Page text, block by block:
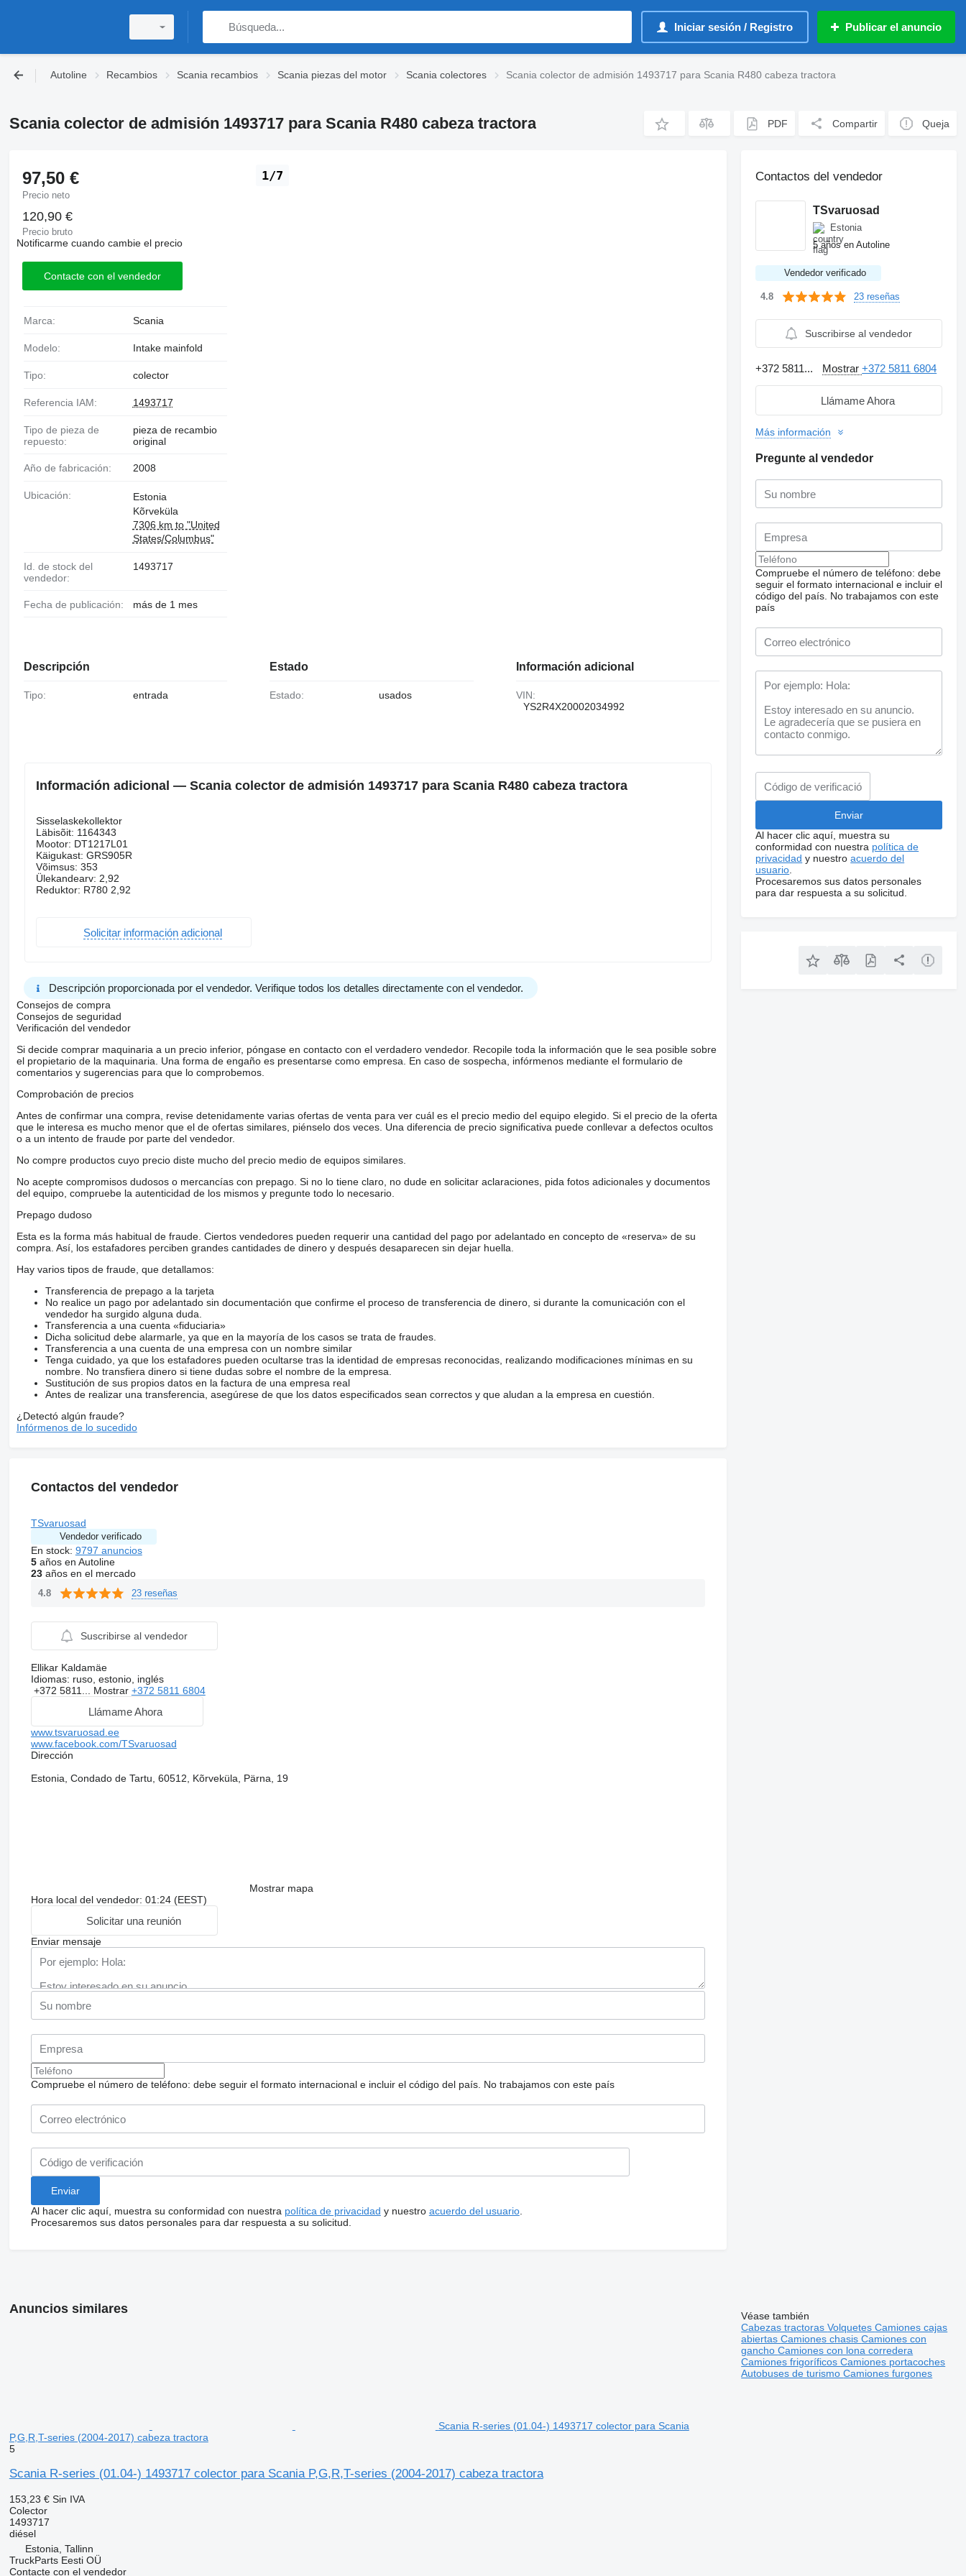
Iniciar sesión / Registro Publicar el anuncio
Autoline Recambios Scania recambios Scania piezas del motor Scania colectores Scania colector de admisión 1493717 para Scania R480 cabeza tractora
Scania colector de admisión 1493717 para Scania R480 cabeza tractora PDF Compartir Queja
1/7
97,50 €
Precio neto
120,90 €
Precio bruto
Notificarme cuando cambie el precio
Contacte con el vendedor
Marca: Scania
Modelo: Intake mainfold
Tipo: colector
Referencia IAM: 1493717
Tipo de pieza de
repuesto:
pieza de recambio
original
Año de fabricación: 2008
Ubicación:
Estonia
Kõrveküla
7306 km to "United
States/Columbus"
Id. de stock del
vendedor:
1493717
Fecha de publicación: más de 1 mes
Descripción
Tipo: entrada
Estado
Estado: usados
Información adicional
VIN:
YS2R4X20002034992
Información adicional — Scania colector de admisión 1493717 para Scania R480 cabeza tractora
Sisselaskekollektor
Läbisõit: 1164343
Mootor: DT1217L01
Käigukast: GRS905R
Võimsus: 353
Ülekandearv: 2,92
Reduktor: R780 2,92
Solicitar información adicional
Descripción proporcionada por el vendedor. Verifique todos los detalles directamente con el vendedor.
Consejos de compra
Consejos de seguridad
Verificación del vendedor
Si decide comprar maquinaria a un precio inferior, póngase en contacto con el verdadero vendedor. Recopile toda la información que le sea posible sobre
el propietario de la maquinaria. Una forma de engaño es presentarse como empresa. En caso de sospecha, infórmenos mediante el formulario de
comentarios y sugerencias para que lo comprobemos.
Comprobación de precios
Antes de confirmar una compra, revise detenidamente varias ofertas de venta para ver cuál es el precio medio del equipo elegido. Si el precio de la oferta
que le interesa es mucho menor que el de ofertas similares, piénselo dos veces. Una diferencia de precio significativa puede conllevar a defectos ocultos
o a un intento de fraude por parte del vendedor.
No compre productos cuyo precio diste mucho del precio medio de equipos similares.
No acepte compromisos dudosos o mercancías con prepago. Si no lo tiene claro, no dude en solicitar aclaraciones, pida fotos adicionales y documentos
del equipo, compruebe la autenticidad de los mismos y pregunte todo lo necesario.
Prepago dudoso
Esta es la forma más habitual de fraude. Ciertos vendedores pueden requerir una cantidad del pago por adelantado en concepto de «reserva» de su
compra. Así, los estafadores perciben grandes cantidades de dinero y después desaparecen sin dejar huella.
Hay varios tipos de fraude, que detallamos:
Transferencia de prepago a la tarjeta
No realice un pago por adelantado sin documentación que confirme el proceso de transferencia de dinero, si durante la comunicación con el
vendedor ha surgido alguna duda.
Transferencia a una cuenta «fiduciaria»
Dicha solicitud debe alarmarle, ya que en la mayoría de los casos se trata de fraudes.
Transferencia a una cuenta de una empresa con un nombre similar
Tenga cuidado, ya que los estafadores pueden ocultarse tras la identidad de empresas reconocidas, realizando modificaciones mínimas en su
nombre. No transfiera dinero si tiene dudas sobre el nombre de la empresa.
Sustitución de sus propios datos en la factura de una empresa real
Antes de realizar una transferencia, asegúrese de que los datos especificados sean correctos y que aludan a la empresa en cuestión.
¿Detectó algún fraude?
Infórmenos de lo sucedido
Contactos del vendedor
TSvaruosad
Vendedor verificado
En stock: 9797 anuncios
5años en Autoline
23años en el mercado
4.8 23 reseñas
Suscribirse al vendedor
Ellikar Kaldamäe
Idiomas: ruso, estonio, inglés
+372 5811... Mostrar +372 5811 6804
Llámame Ahora
www.tsvaruosad.ee
www.facebook.com/TSvaruosad
Dirección
Estonia, Condado de Tartu, 60512, Kõrveküla, Pärna, 19
Mostrar mapa
Hora local del vendedor: 01:24 (EEST)
Solicitar una reunión
Enviar mensaje
Compruebe el número de teléfono: debe seguir el formato internacional e incluir el código del país. No trabajamos con este país
Al hacer clic aquí, muestra su conformidad con nuestra política de privacidad y nuestro acuerdo del usuario.
Procesaremos sus datos personales para dar respuesta a su solicitud.
Contactos del vendedor
TSvaruosad
Estonia
5 años en Autoline
Vendedor verificado
4.8 23 reseñas
Suscribirse al vendedor
+372 5811... Mostrar+372 5811 6804
Llámame Ahora
Más información
Pregunte al vendedor
Compruebe el número de teléfono: debe
seguir el formato internacional e incluir el
código del país. No trabajamos con este
país
Al hacer clic aquí, muestra su
conformidad con nuestra política de
privacidad y nuestroacuerdo del
usuario
Procesaremos sus datos personales
para dar respuesta a su solicitud.
Anuncios similares
Scania R-series (01.04-) 1493717 colector para Scania
P,G,R,T-series (2004-2017) cabeza tractora
5
Scania R-series (01.04-) 1493717 colector para Scania P,G,R,T-series (2004-2017) cabeza tractora
153,23 € Sin IVA
Colector
1493717
diésel
Estonia, Tallinn
TruckParts Eesti OÜ
Contacte con el vendedor
Véase también
Cabezas tractorasVolquetesCamiones cajas
abiertasCamiones chasisCamiones con
ganchoCamiones con lona corredera
Camiones frigoríficosCamiones portacoches
Autobuses de turismoCamiones furgones